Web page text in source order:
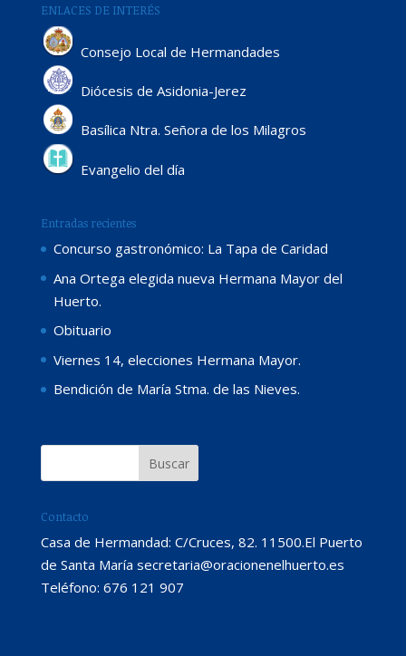
ENLACES DE INTERÉS
Consejo Local de Hermandades
Diócesis de Asidonia-Jerez
Basílica Ntra. Señora de los Milagros
Evangelio del día
Entradas recientes
Concurso gastronómico: La Tapa de Caridad
Ana Ortega elegida nueva Hermana Mayor del
Huerto.
Obituario
Viernes 14, elecciones Hermana Mayor.
Bendición de María Stma. de las Nieves.
Contacto
Casa de Hermandad: C/Cruces, 82. 11500.El Puerto
de Santa María secretaria@oracionenelhuerto.es
Teléfono: 676 121 907